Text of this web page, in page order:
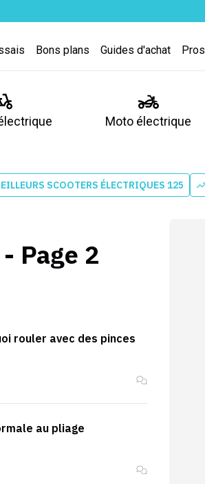
Bons plans Guides d'achat Pros
Moto électrique
SCOOTERS ÉLECTRIQUES 125
Page 2
rouler avec des pinces
au pliage